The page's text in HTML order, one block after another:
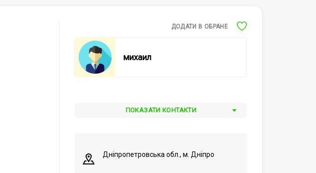
ДОДАТИ В ОБРАНЕ
михаил
ПОКАЗАТИ КОНТАКТИ
Дніпропетровська обл., м. Дніпро